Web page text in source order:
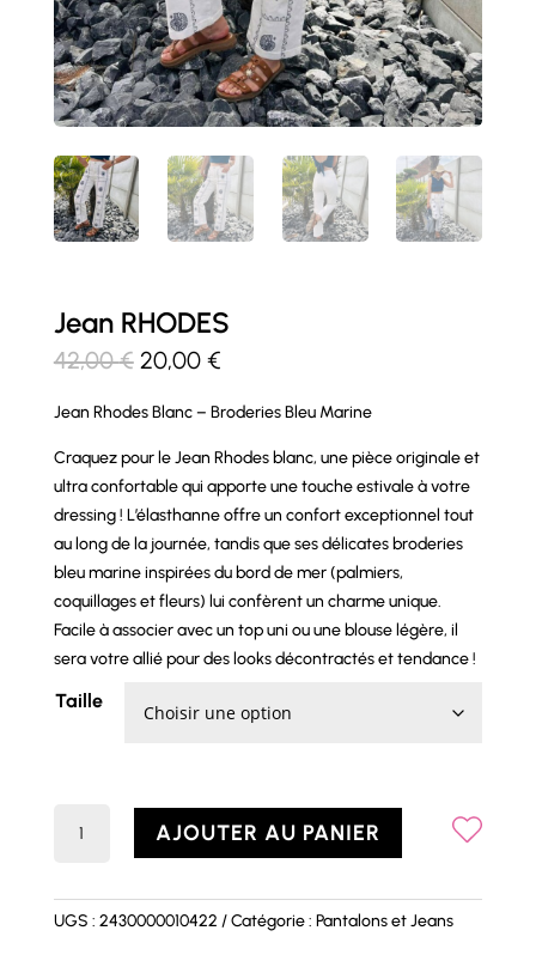
Jean RHODES
42,00€ Le
initial
était :
42,00 €.
20,00 €Le
actuel
est :
20,00 €.
Jean Rhodes Blanc – Broderies Bleu Marine
Craquez pour le Jean Rhodes blanc, une pièce originale et
ultra confortable qui apporte une touche estivale à votre
dressing ! L’élasthanne offre un confort exceptionnel tout
au long de la journée, tandis que ses délicates broderies
bleu marine inspirées du bord de mer (palmiers,
coquillages et fleurs) lui confèrent un charme unique.
Facile à associer avec un top uni ou une blouse légère, il
sera votre allié pour des looks décontractés et tendance !
Taille
RHODES
AJOUTER AU PANIER
UGS : 2430000010422 Catégorie : Pantalons et Jeans